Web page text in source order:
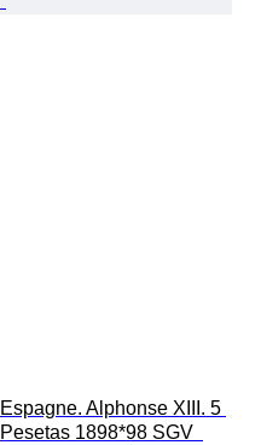
Espagne. Alphonse XIII. 5
Pesetas 1898*98 SGV